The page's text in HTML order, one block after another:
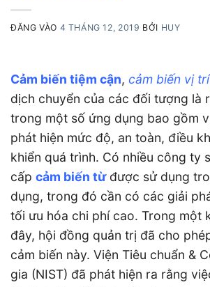
ĐĂNG VÀO 4 THÁNG 12, 2019 BỞI HUY
Cảm biến tiệm cận, cảm biến vị trí
dịch chuyển của các đối tượng là
trong một số ứng dụng bao gồm
phát hiện mức độ, an toàn, điều
khiển quá trình. Có nhiều công ty
cấp cảm biến từđược sử dụng
dụng, trong đó cần có các giải
tối ưu hóa chi phí cao. Trong một
đây, hội đồng quản trị đã cho
cảm biến này. Viện Tiêu chuẩn &
gia (NIST) đã phát hiện ra rằng